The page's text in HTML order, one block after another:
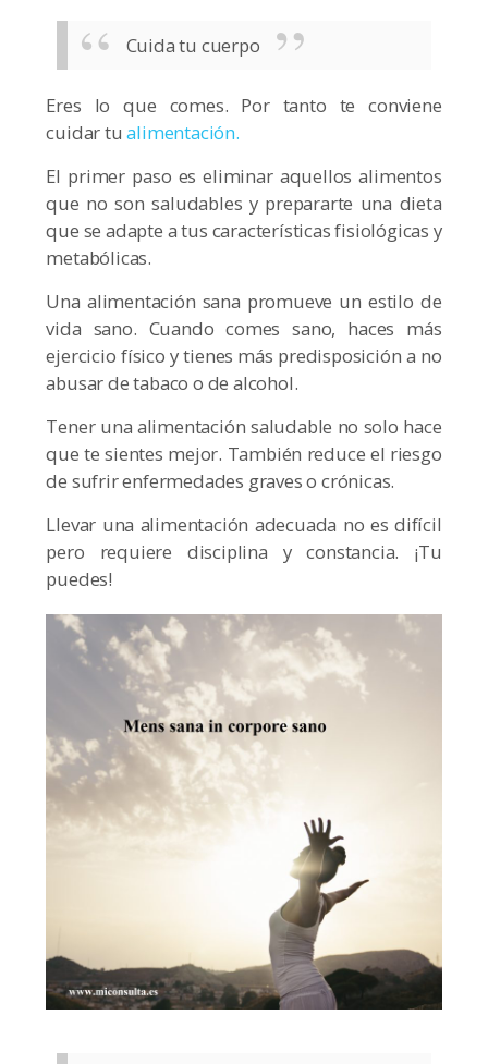
Cuida tu cuerpo
Eres lo que comes. Por tanto te conviene
cuidar tualimentación.
El primer paso es eliminar aquellos alimentos
que no son saludables y prepararte una dieta
que se adapte a tus características fisiológicas y
metabólicas.
Una alimentación sana promueve un estilo de
vida sano. Cuando comes sano, haces más
ejercicio físico y tienes más predisposición a no
abusar de tabaco o de alcohol.
Tener una alimentación saludable no solo hace
que te sientes mejor. También reduce el riesgo
de sufrir enfermedades graves o crónicas.
Llevar una alimentación adecuada no es difícil
pero requiere disciplina y constancia. ¡Tu
puedes!